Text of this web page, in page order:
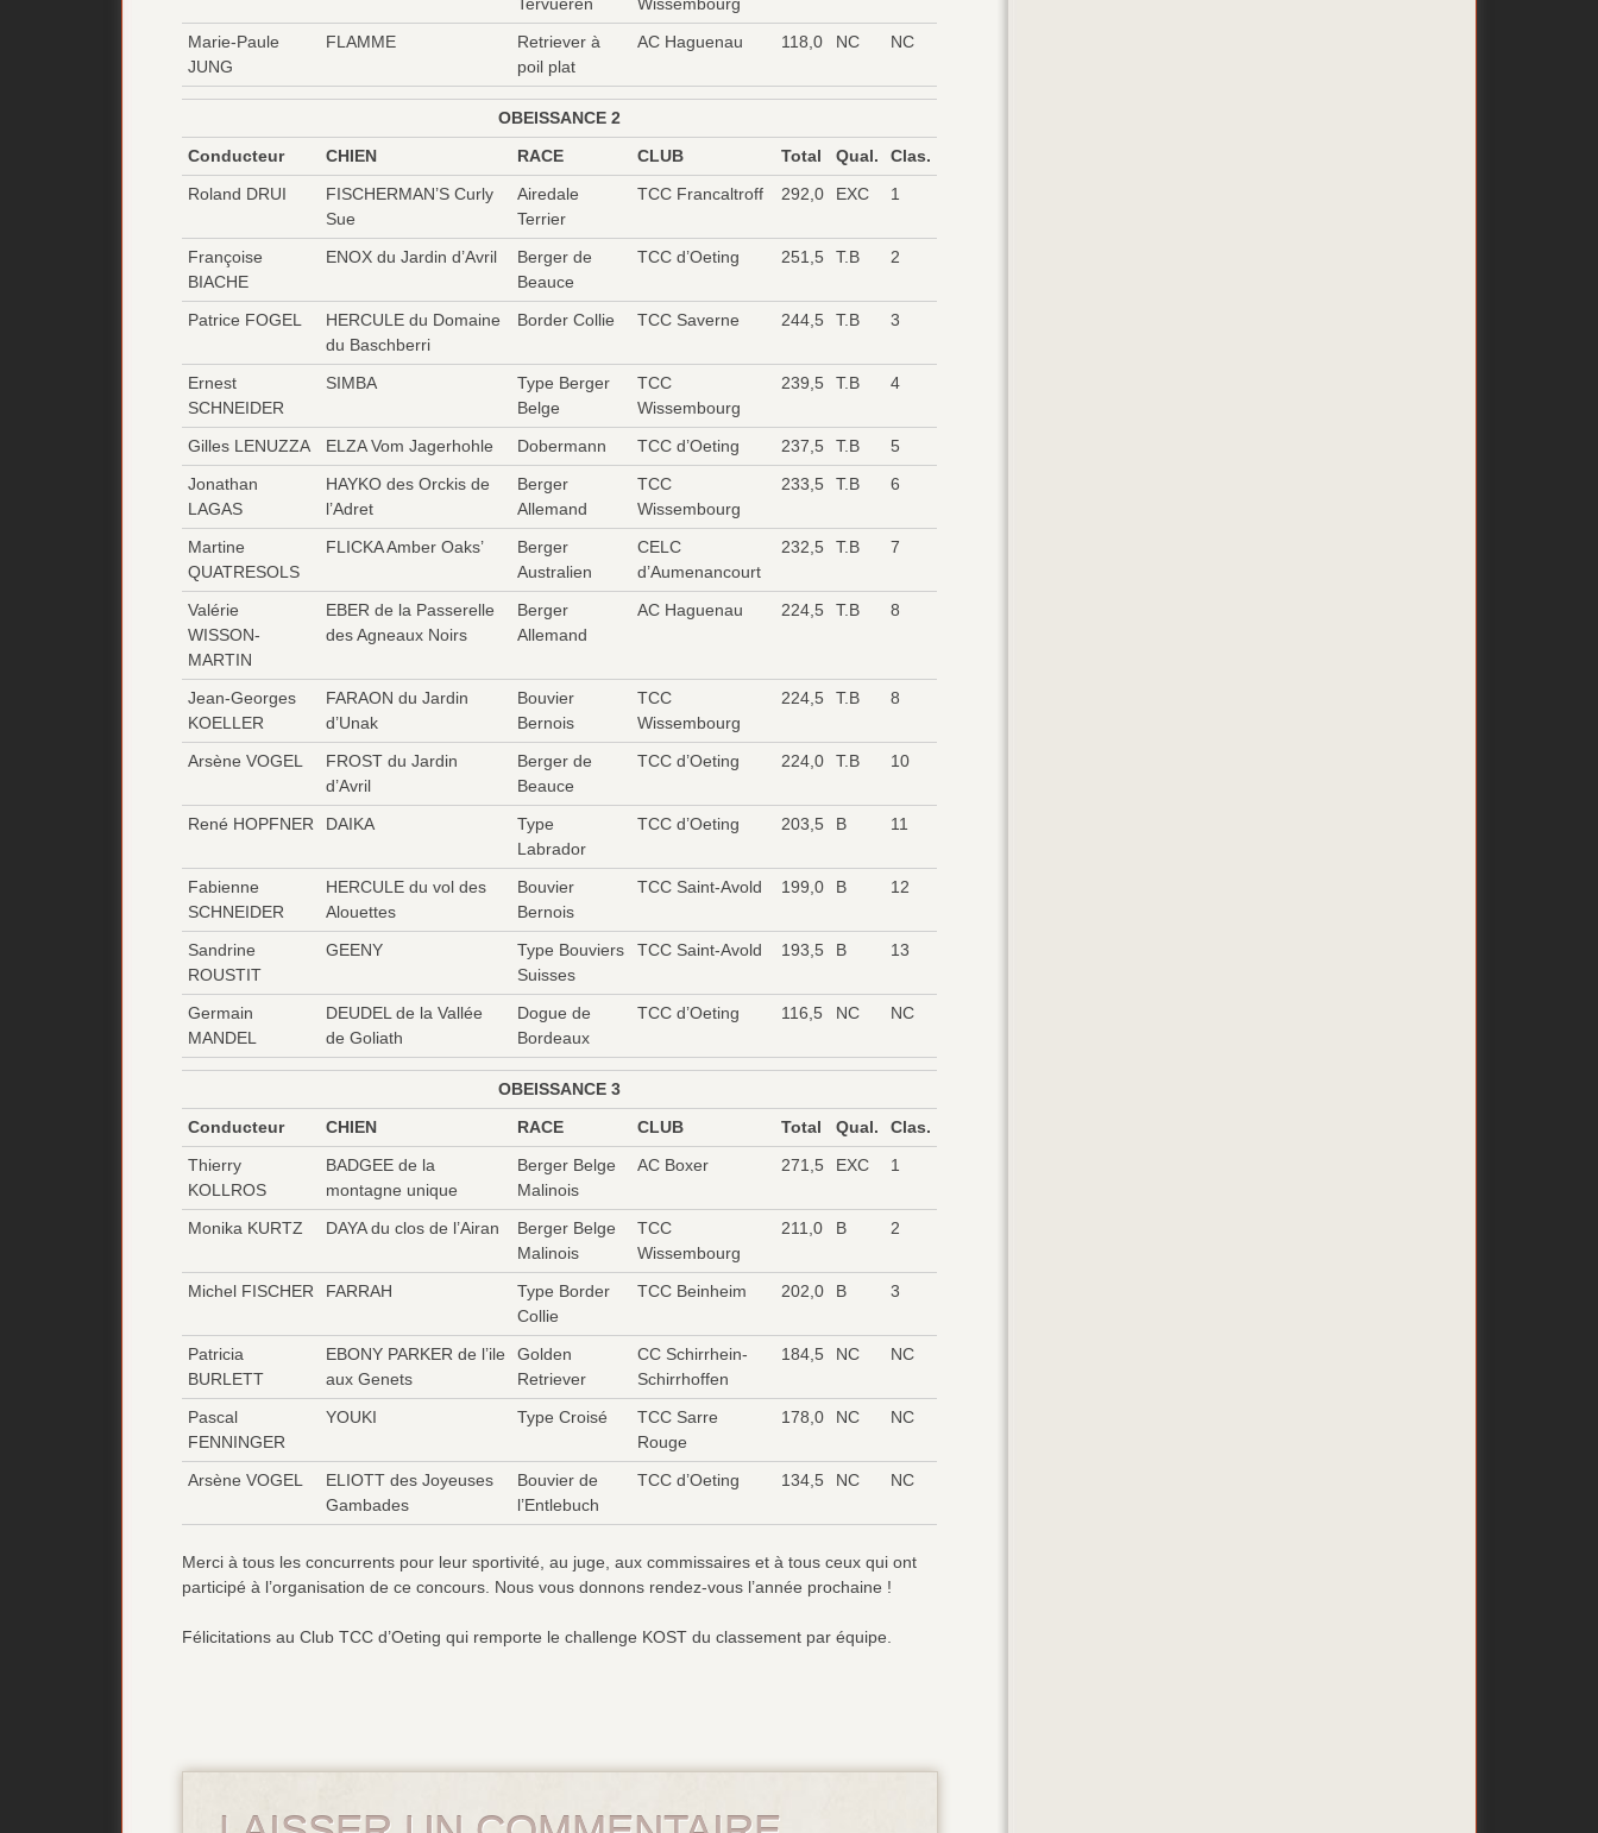
Marie-Paule
JUNG
FLAMME
Retriever à
poil plat
AC Haguenau 118,0 NC NC
OBEISSANCE 2
Conducteur
CHIEN RACE CLUB Total Qual.
Clas.
Roland DRUI
FISCHERMAN’S Curly
Sue
Airedale
Terrier
TCC Francaltroff 292,0 EXC 1
Françoise
BIACHE
ENOX du Jardin d’Avril
Berger de
Beauce
TCC d’Oeting 251,5 T.B 2
Patrice FOGEL
HERCULE du Domaine
du Baschberri
Border Collie TCC Saverne 244,5 T.B 3
Ernest
SCHNEIDER
SIMBA
Type Berger
Belge
TCC
Wissembourg
239,5 T.B 4
Gilles LENUZZA ELZA Vom Jagerhohle Dobermann TCC d’Oeting 237,5 T.B
5
Jonathan
LAGAS
HAYKO des Orckis de
l’Adret
Berger
Allemand
TCC
Wissembourg
233,5 T.B 6
Martine
QUATRESOLS
FLICKA Amber Oaks’
Berger
Australien
CELC
d’Aumenancourt
232,5 T.B 7
Valérie
WISSON-
MARTIN
EBER de la Passerelle
des Agneaux Noirs
Berger
Allemand
AC Haguenau 224,5 T.B 8
Jean-Georges
KOELLER
FARAON du Jardin
d’Unak
Bouvier
Bernois
TCC
Wissembourg
224,5 T.B 8
Arsène VOGEL
FROST du Jardin
d’Avril
Berger de
Beauce
TCC d’Oeting 224,0 T.B 10
René HOPFNER DAIKA
Type
Labrador
TCC d’Oeting 203,5 B 11
Fabienne
SCHNEIDER
HERCULE du vol des
Alouettes
Bouvier
Bernois
TCC Saint-Avold 199,0 B 12
Sandrine
ROUSTIT
GEENY
Type Bouviers
Suisses
TCC Saint-Avold 193,5 B 13
Germain
MANDEL
DEUDEL de la Vallée
de Goliath
Dogue de
Bordeaux
TCC d’Oeting 116,5 NC NC
OBEISSANCE 3
Conducteur
CHIEN RACE CLUB Total Qual.
Clas.
Thierry
KOLLROS
BADGEE de la
montagne unique
Berger Belge
Malinois
AC Boxer 271,5 EXC 1
Monika KURTZ DAYA du clos de l’Airan
Berger Belge
Malinois
TCC
Wissembourg
211,0 B 2
Michel FISCHER FARRAH
Type Border
Collie
TCC Beinheim 202,0 B 3
Patricia
BURLETT
EBONY PARKER de l’ile
aux Genets
Golden
Retriever
CC Schirrhein-
Schirrhoffen
184,5 NC NC
Pascal
FENNINGER
YOUKI Type Croisé
TCC Sarre
Rouge
178,0 NC NC
Arsène VOGEL
ELIOTT des Joyeuses
Gambades
Bouvier de
l’Entlebuch
TCC d’Oeting 134,5 NC NC
Merci à tous les concurrents pour leur sportivité, au juge, aux commissaires et à tous ceux qui ont
participé à l’organisation de ce concours. Nous vous donnons rendez-vous l’année prochaine !
Félicitations au Club TCC d’Oeting qui remporte le challenge KOST du classement par équipe.